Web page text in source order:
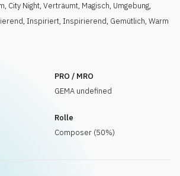
, City Night, Verträumt, Magisch, Umgebung,
, Inspiriert, Inspirierend, Gemütlich, Warm
PRO / MRO
GEMA undefined
Rolle
Composer (50%)